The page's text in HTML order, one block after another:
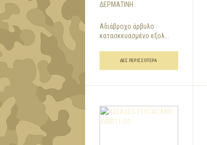
ΔΕΡΜΆΤΙΝΗ
Αδιάβροχο άρβυλο
κατασκευασμένο εξολ...
ΔΕΣ ΠΕΡΙΣΣΌΤΕΡΑ